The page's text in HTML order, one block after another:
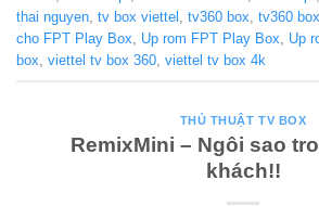
thai nguyen tv box viettel tv360 box tv360
cho FPT Play Box
Up rom FPT Play Box Up
box viettel tv box 360 viettel tv box 4k
THỦ THUẬT TV BOX
RemixMini – Ngôi sao
khách!!